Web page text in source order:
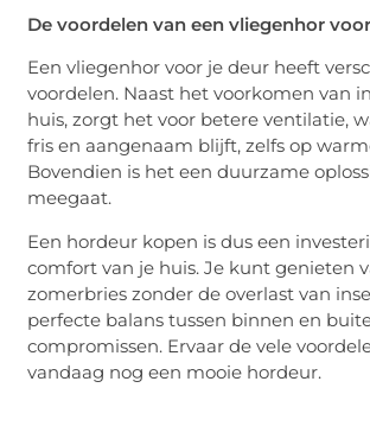
De voordelen van een vliegenhor
Een vliegenhor voor je deur heeft
voordelen. Naast het voorkomen van
huis, zorgt het voor betere ventilatie,
fris en aangenaam blijft, zelfs op
Bovendien is het een duurzame
meegaat.
Een hordeur kopen is dus een
comfort van je huis. Je kunt genieten
zomerbries zonder de overlast van
perfecte balans tussen binnen en
compromissen. Ervaar de vele
vandaag nog een mooie hordeur.